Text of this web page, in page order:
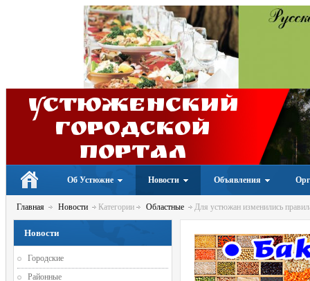
Устюженский
Городской
портал
Об Устюжне Новости Объявления
Главная Новости Категории Областные Для устюжан изменились
Новости
Городские
Районные